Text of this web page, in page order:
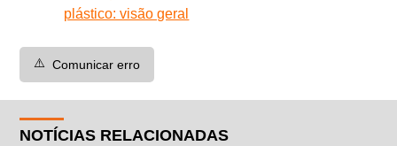
plástico: visão geral
⚠️ Comunicar erro
NOTÍCIAS RELACIONADAS